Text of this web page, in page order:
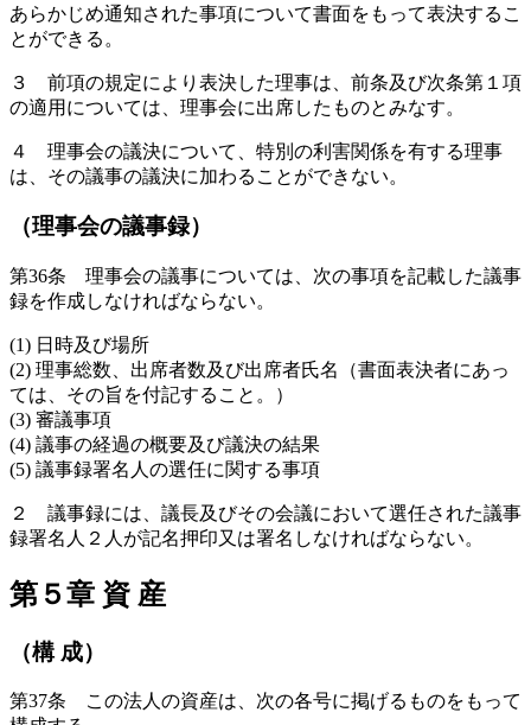
あらかじめ通知された事項について書面をもって表決するこ
とができる。
３ 前項の規定により表決した理事は、前条及び次条第１項
の適用については、理事会に出席したものとみなす。
４ 理事会の議決について、特別の利害関係を有する理事
は、その議事の議決に加わることができない。
（理事会の議事録）
第36条 理事会の議事については、次の事項を記載した議事
録を作成しなければならない。
(1) 日時及び場所
(2) 理事総数、出席者数及び出席者氏名（書面表決者にあっ
ては、その旨を付記すること。）
(3) 審議事項
(4) 議事の経過の概要及び議決の結果
(5) 議事録署名人の選任に関する事項
２ 議事録には、議長及びその会議において選任された議事
録署名人２人が記名押印又は署名しなければならない。
第５章 資 産
（構 成）
第37条 この法人の資産は、次の各号に掲げるものをもって